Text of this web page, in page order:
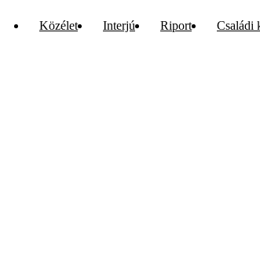
Közélet Interjú Riport Családi